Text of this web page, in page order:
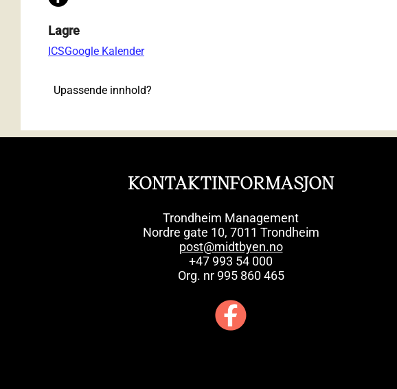
Lagre
ICSGoogle Kalender
Upassende innhold?
KONTAKTINFORMASJON
Trondheim Management
Nordre gate 10, 7011 Trondheim
post@midtbyen.no
+47 993 54 000
Org. nr 995 860 465